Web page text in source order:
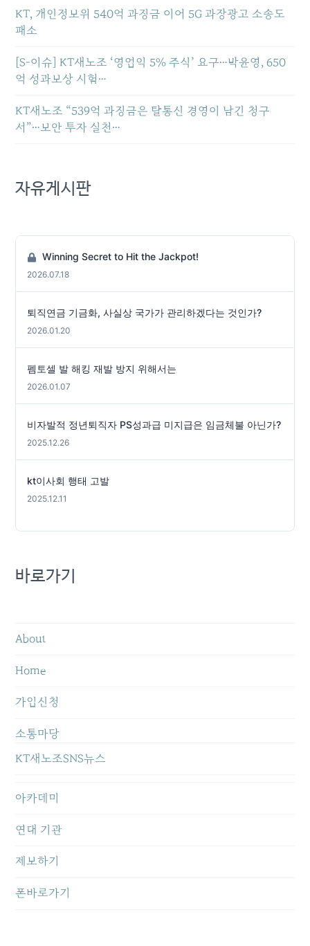
KT, 개인정보위 540억 과징금 이어 5G 과장광고 소송도
패소
[S-이슈] KT새노조 ‘영업익 5% 주식’ 요구…박윤영, 650
억 성과보상 시험…
KT새노조 “539억 과징금은 탈통신 경영이 남긴 청구
서”…보안 투자 실천…
자유게시판
Winning Secret to Hit the Jackpot!
2026.07.18
퇴직연금 기금화, 사실상 국가가 관리하겠다는 것인가?
2026.01.20
펨토셀 발 해킹 재발 방지 위해서는
2026.01.07
비자발적 정년퇴직자 PS성과급 미지급은 임금체불 아닌가?
2025.12.26
kt이사회 행태 고발
2025.12.11
바로가기
About
Home
가입신청
소통마당
KT새노조SNS뉴스
아카데미
연대 기관
제보하기
폰바로가기